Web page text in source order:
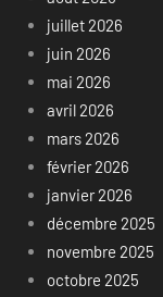
juillet 2026
juin 2026
mai 2026
avril 2026
mars 2026
février 2026
janvier 2026
décembre 2025
novembre 2025
octobre 2025